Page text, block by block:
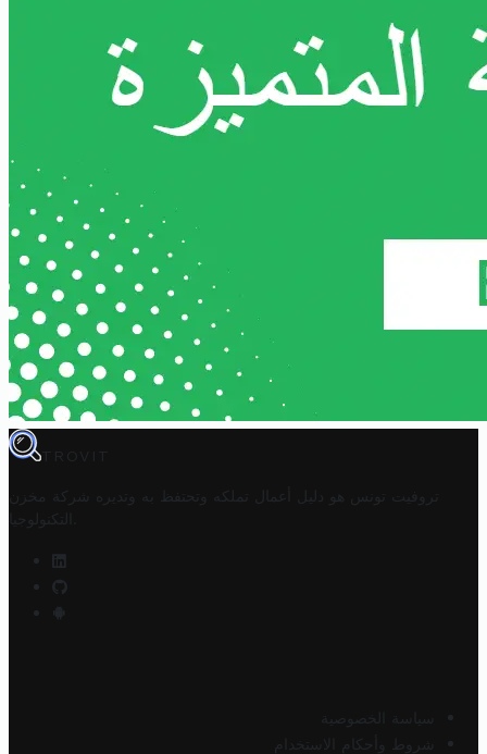
TROVIT
تروفيت تونس هو دليل أعمال تملكه وتحتفظ به وتديره
شركة مخزن
التكنولوجيا
سياسة الخصوصية
شروط وأحكام الاستخدام